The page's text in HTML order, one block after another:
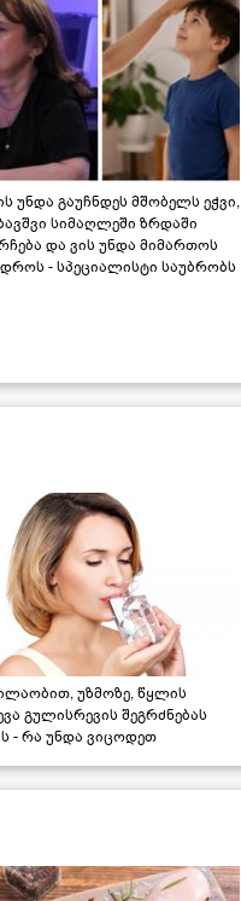
უნდა გაუჩნდეს მშობელს ეჭვი,
სიმაღლეში ზრდაში
და ვის უნდა მიმართოს
- სპეციალისტი საუბრობს
უზმოზე, წყლის
გულისრევის შეგრძნებას
- რა უნდა ვიცოდეთ